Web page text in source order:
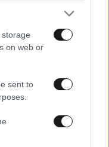
on web or
sent to
σχολιασμού
ΠΡΟΣΘΗΚΗ